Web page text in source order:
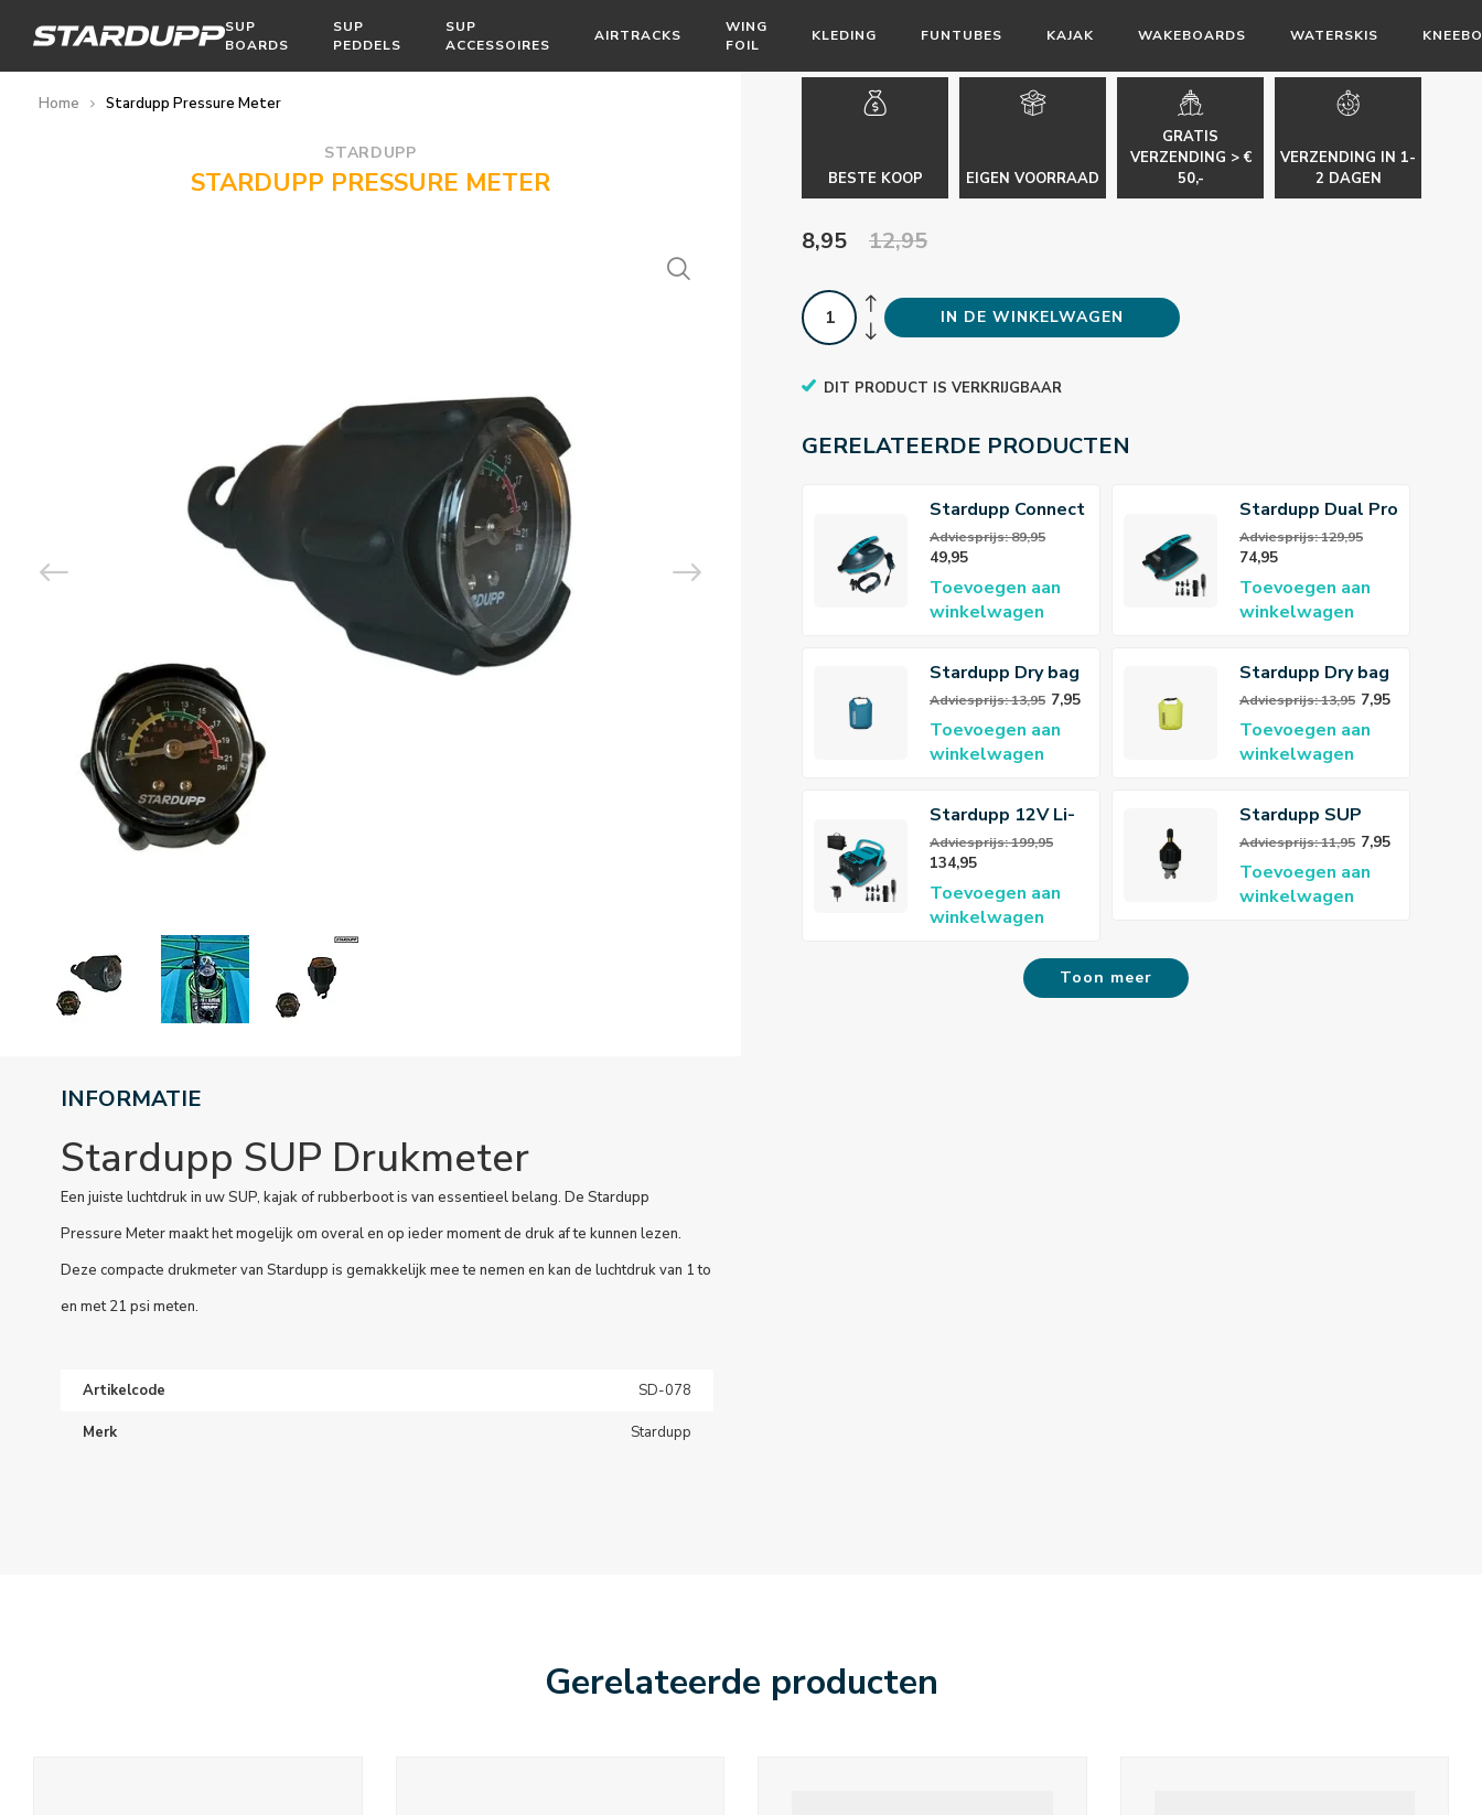
SUP
BOARDS
SUP
PEDDELS
SUP
ACCESSOIRES
AIRTRACKS
WING
FOIL
KLEDING FUNTUBES KAJAK WAKEBOARDS WATERSKIS
Home Stardupp Pressure Meter
STARDUPP
STARDUPP PRESSURE METER BESTE KOOP EIGEN VOORRAAD
GRATIS
VERZENDING > €
50,-
VERZENDING IN 1-
2 DAGEN
8,95 12,95
IN DE WINKELWAGEN
DIT PRODUCT IS VERKRIJGBAAR
GERELATEERDE PRODUCTEN
Stardupp Connect
Pump 12V
Adviesprijs: 89,95
49,95
Toevoegen aan
winkelwagen
Stardupp Dual Pro
Pump 12V
Adviesprijs: 129,95
74,95
Toevoegen aan
winkelwagen
Stardupp Dry bag
Aqua
Adviesprijs: 13,95 7,95
Toevoegen aan
winkelwagen
Stardupp Dry bag
Lime
Adviesprijs: 13,95 7,95
Toevoegen aan
winkelwagen
Stardupp 12V Li-
ion battery pump
rechargeable
Adviesprijs: 199,95
134,95
Toevoegen aan
winkelwagen
Stardupp SUP
Valve Adapter
Adviesprijs: 11,95 7,95
Toevoegen aan
winkelwagen
Toon meer
INFORMATIE
Stardupp SUP Drukmeter
Een juiste luchtdruk in uw SUP, kajak of rubberboot is van essentieel belang. De Stardupp
Pressure Meter maakt het mogelijk om overal en op ieder moment de druk af te kunnen lezen.
Deze compacte drukmeter van Stardupp is gemakkelijk mee te nemen en kan de luchtdruk van 1 to
en met 21 psi meten.
Artikelcode SD-078
Merk Stardupp
Gerelateerde producten